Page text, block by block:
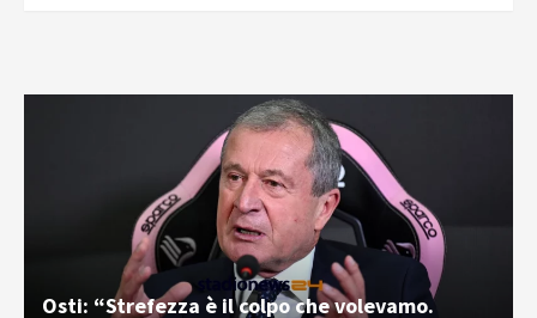
Osti: “Strefezza è il colpo che volevamo.